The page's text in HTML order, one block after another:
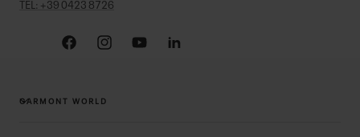
TEL: +39 0423 8726
FacebookInstagramYouTubeLinkedin
GARMONT WORLD